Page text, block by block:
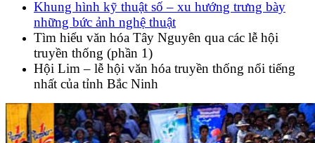
Khung hình kỹ thuật số – xu hướng trưng bày
những bức ảnh nghệ thuật
Tìm hiểu văn hóa Tây Nguyên qua các lễ hội
truyền thống (phần 1)
Hội Lim – lễ hội văn hóa truyền thống nổi tiếng
nhất của tỉnh Bắc Ninh